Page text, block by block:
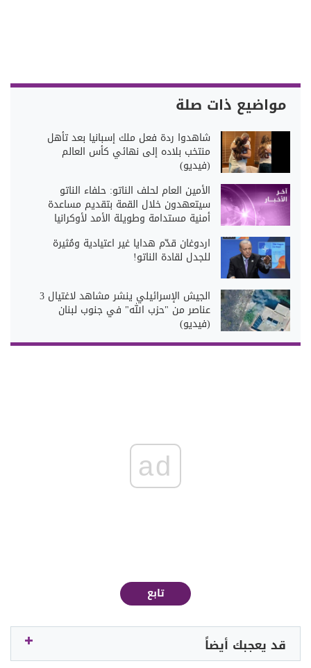
مواضيع ذات صلة
شاهدوا ردة فعل ملك إسبانيا بعد تأهل
منتخب بلاده إلى نهائي كأس العالم
(فيديو)
الأمين العام لحلف الناتو: حلفاء الناتو
سيتعهدون خلال القمة بتقديم مساعدة
أمنية مستدامة وطويلة الأمد لأوكرانيا
اردوغان قدّم هدايا غير اعتيادية ومُثيرة
للجدل لقادة الناتو!
الجيش الإسرائيلي ينشر مشاهد لاغتيال 3
عناصر من "حزب الله" في جنوب لبنان
(فيديو)
ad
تابع
قد يعجبك أيضاً